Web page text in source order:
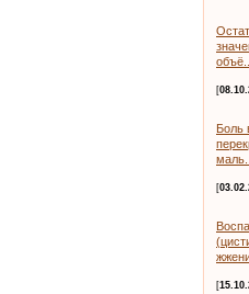
объё...
[
Боль
маль...
[
[